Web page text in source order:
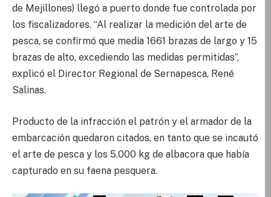
de Mejillones) llegó a puerto donde fue controlada por
los fiscalizadores. “Al realizar la medición del arte de
pesca, se confirmó que medía 1661 brazas de largo y 15
brazas de alto, excediendo las medidas permitidas”,
explicó el Director Regional de Sernapesca, René
Salinas.
Producto de la infracción el patrón y el armador de la
embarcación quedaron citados, en tanto que se incautó
el arte de pesca y los 5.000 kg de albacora que había
capturado en su faena pesquera.